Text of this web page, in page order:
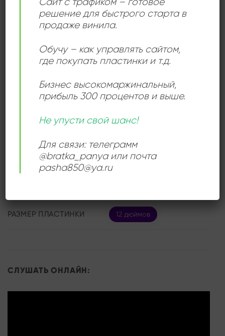
Этот сингл – отличное пополнение коллекции для
любителей трип-хопа, экспериментального соула и
ДЕТАЛИ
Без лейбла
ИСПОЛНИТЕЛЬ Stephanie McKay
РАЗМЕР ПЛАСТИНКИ 12 дюймов
СЛУШАТЬ ОНЛАЙН:
решение для быстрого старта в
продаже винила.
Обучу – как управлять сайтом,
где покупать пластинки и т.д.
Бизнес высокомаржинальный,
прибыль 300 процентов и выше.
Не упусти свой шанс!
Для связи: телеграмм
@bratka_panya или почта
pasha850@ya.ru